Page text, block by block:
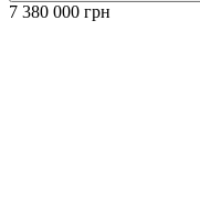
7 380 000 грн